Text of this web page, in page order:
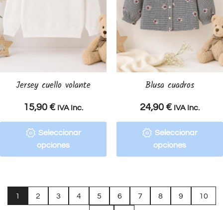
Jersey cuello volante
15,90 € IVA Inc.
Seleccionar
opciones
Blusa cuadros
24,90 € IVA Inc.
Seleccionar
opciones
1 2 3 4 5 6 7 8 9 10